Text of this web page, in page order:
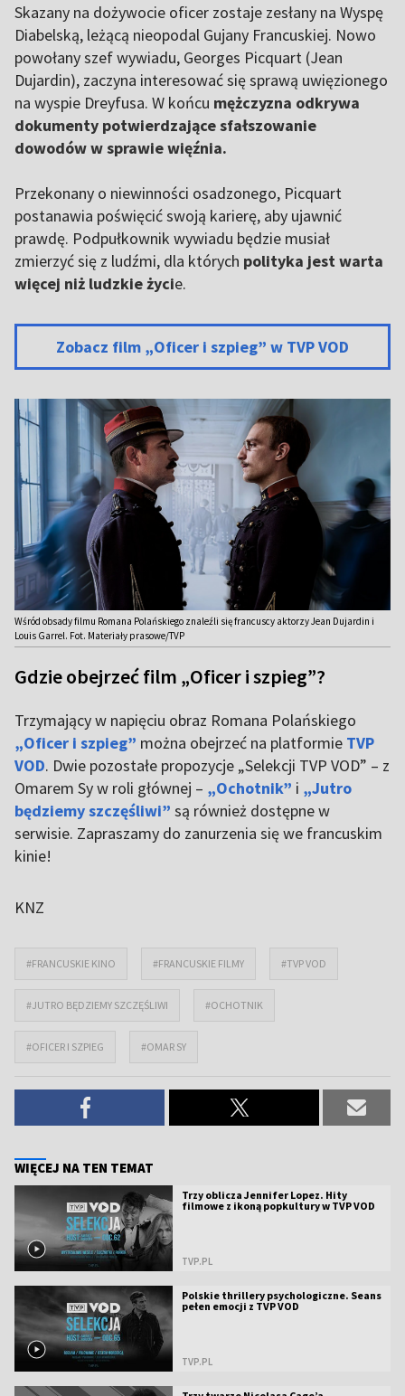
Skazany na dożywocie oficer zostaje zesłany na Wyspę
Diabelską, leżącą nieopodal Gujany Francuskiej. Nowo
powołany szef wywiadu, Georges Picquart (Jean
Dujardin), zaczyna interesować się sprawą uwięzionego
na wyspie Dreyfusa. W końcu mężczyzna odkrywa
dokumenty potwierdzające sfałszowanie
dowodów w sprawie więźnia.
Przekonany o niewinności osadzonego, Picquart
postanawia poświęcić swoją karierę, aby ujawnić
prawdę. Podpułkownik wywiadu będzie musiał
zmierzyć się z ludźmi, dla których polityka jest warta
więcej niż ludzkie życie.
Zobacz film „Oficer i szpieg” w TVP VOD
Wśród obsady filmu Romana Polańskiego znaleźli się francuscy aktorzy Jean Dujardin i
Louis Garrel. Fot. Materiały prasowe/TVP
Gdzie obejrzeć film „Oficer i szpieg”?
Trzymający w napięciu obraz Romana Polańskiego
„Oficer i szpieg” można obejrzeć na platformie TVP
VOD. Dwie pozostałe propozycje „Selekcji TVP VOD” – z
Omarem Sy w roli głównej – „Ochotnik” i „Jutro
będziemy szczęśliwi” są również dostępne w
serwisie. Zapraszamy do zanurzenia się we francuskim
kinie!
KNZ
#FRANCUSKIE KINO #FRANCUSKIE FILMY #TVP VOD
#JUTRO BĘDZIEMY SZCZĘŚLIWI #OCHOTNIK
#OFICER I SZPIEG #OMAR SY
WIĘCEJ NA TEN TEMAT
Trzy oblicza Jennifer Lopez. Hity
filmowe z ikoną popkultury w TVP VOD
TVP.PL
Polskie thrillery psychologiczne. Seans
pełen emocji z TVP VOD
TVP.PL